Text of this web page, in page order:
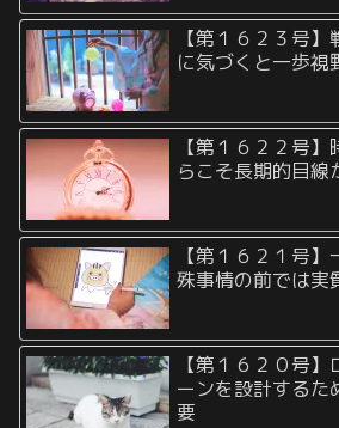
【第１６２３号
に気づくと一歩視
【第１６２２号
らこそ長期的目線
【第１６２１号
殊事情の前では実
【第１６２０号
ーンを設計するた
要